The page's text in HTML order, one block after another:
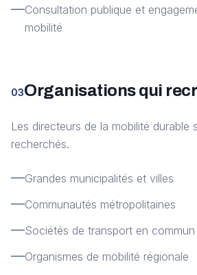
Consultation publique et
mobilité
03Organisations qui
Les directeurs de la mobilité durable
recherchés.
Grandes municipalités et villes
Communautés métropolitaines
Sociétés de transport en commun
Organismes de mobilité régionale